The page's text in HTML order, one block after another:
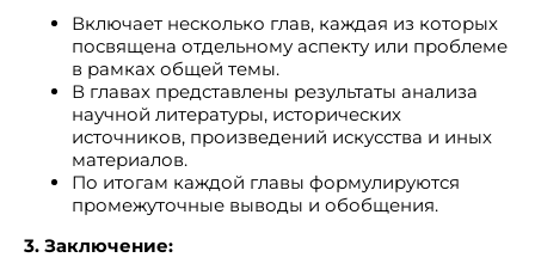
Включает несколько глав, каждая из которых
посвящена отдельному аспекту или проблеме
в рамках общей темы.
В главах представлены результаты анализа
научной литературы, исторических
источников, произведений искусства и иных
материалов.
По итогам каждой главы формулируются
промежуточные выводы и обобщения.
3. Заключение: